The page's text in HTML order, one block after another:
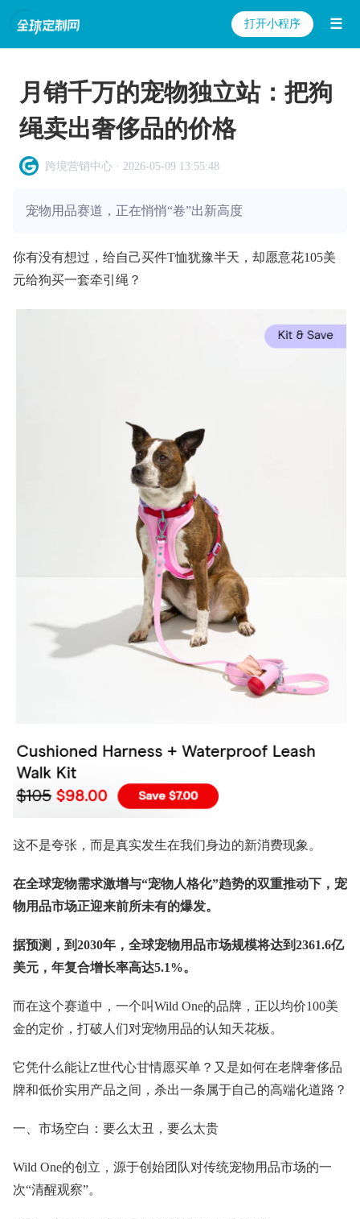
打开小程序 ☰
月销千万的宠物独立站：把狗
绳卖出奢侈品的价格
跨境营销中心 · 2026-05-09 13:55:48
宠物用品赛道，正在悄悄“卷”出新高度
你有没有想过，给自己买件T恤犹豫半天，却愿意花105美
元给狗买一套牵引绳？
这不是夸张，而是真实发生在我们身边的新消费现象。
在全球宠物需求激增与“宠物人格化”趋势的双重推动下，宠
物用品市场正迎来前所未有的爆发。
据预测，到2030年，全球宠物用品市场规模将达到2361.6亿
美元，年复合增长率高达5.1%。
而在这个赛道中，一个叫Wild One的品牌，正以均价100美
金的定价，打破人们对宠物用品的认知天花板。
它凭什么能让Z世代心甘情愿买单？又是如何在老牌奢侈品
牌和低价实用产品之间，杀出一条属于自己的高端化道路？
一、市场空白：要么太丑，要么太贵
Wild One的创立，源于创始团队对传统宠物用品市场的一
次“清醒观察”。